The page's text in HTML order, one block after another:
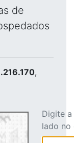
de
,
Digite
lado no